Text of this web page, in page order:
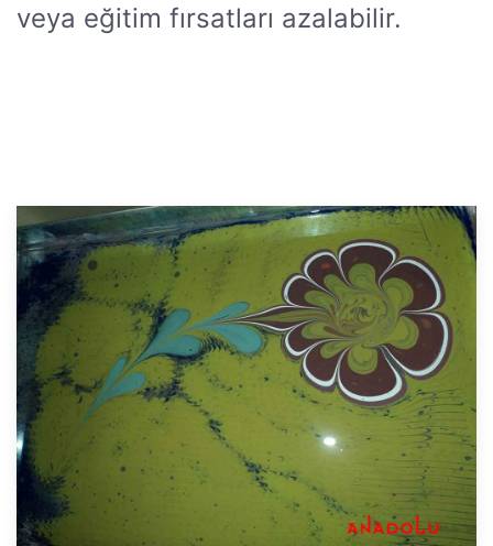
veya eğitim fırsatları azalabilir.